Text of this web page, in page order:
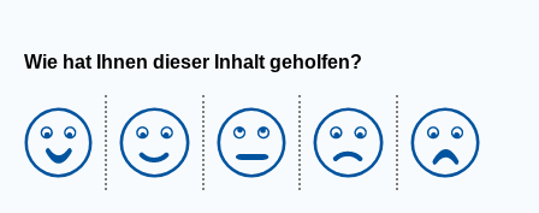
Wie hat Ihnen dieser Inhalt geholfen?